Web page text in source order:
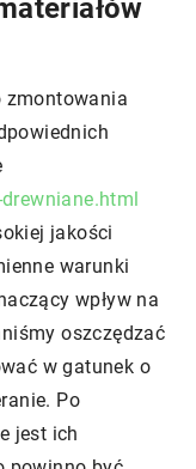
zmontowania
jakości
warunki
wpływ na
oszczędzać
w gatunek o
Po
jest ich